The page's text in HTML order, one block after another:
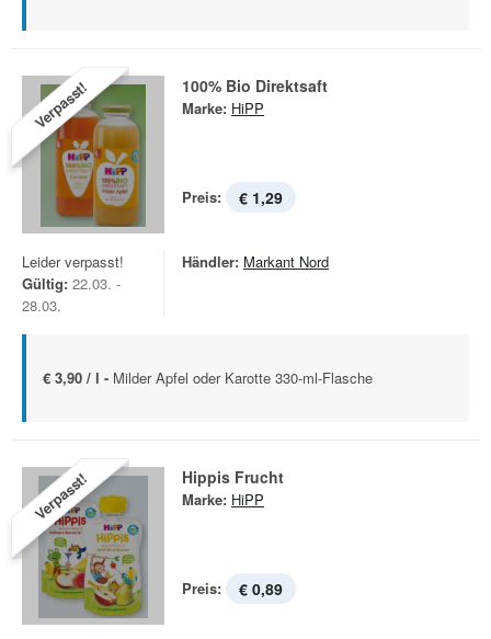
Verpasst! 100% Bio Direktsaft
Marke: HiPP
Preis: € 1,29
Leider verpasst!
Gültig: 22.03. -
28.03.
Händler: Markant Nord
€ 3,90 / l - Milder Apfel oder Karotte 330-ml-Flasche
Verpasst! Hippis Frucht
Marke: HiPP
Preis: € 0,89